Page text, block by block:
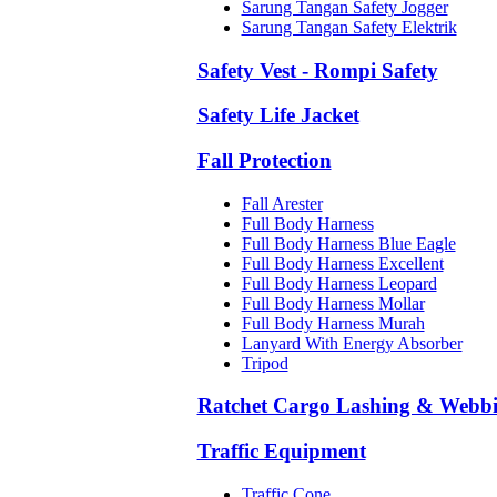
Sarung Tangan Safety Jogger
Sarung Tangan Safety Elektrik
Safety Vest - Rompi Safety
Safety Life Jacket
Fall Protection
Fall Arester
Full Body Harness
Full Body Harness Blue Eagle
Full Body Harness Excellent
Full Body Harness Leopard
Full Body Harness Mollar
Full Body Harness Murah
Lanyard With Energy Absorber
Tripod
Ratchet Cargo Lashing &
Traffic Equipment